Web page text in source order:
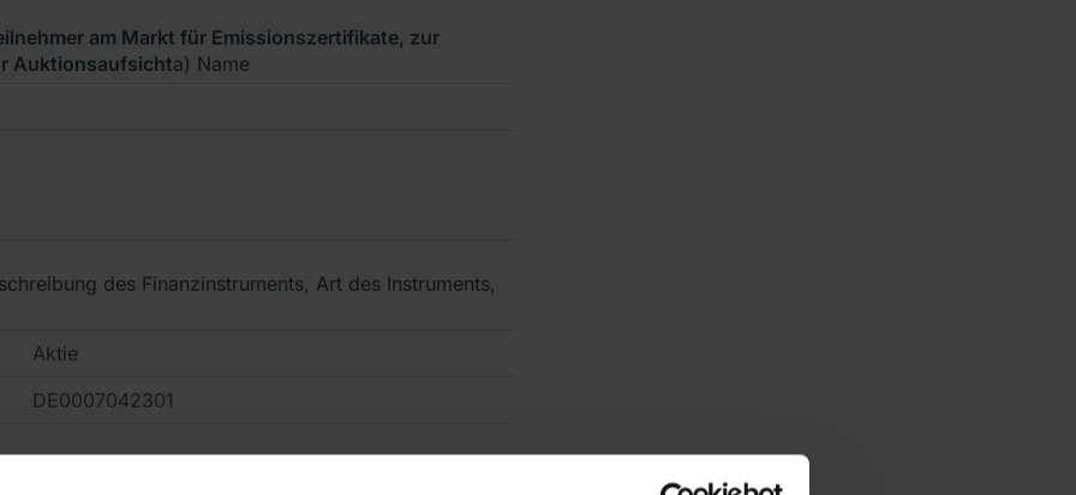
am Markt für Emissionszertifikate, zur
Auktionsaufsichta) Name
des Finanzinstruments, Art des Instruments,
Aktie
DE0007042301